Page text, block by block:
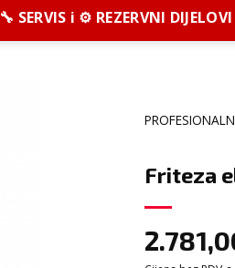
🔧 SERVIS i ⚙️ REZERVNI DIJELOVI
Friteza